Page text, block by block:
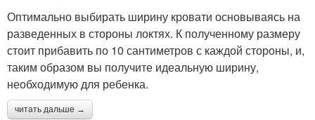
Оптимально выбирать ширину кровати основываясь на
разведенных в стороны локтях. К полученному размеру
стоит прибавить по 10 сантиметров с каждой стороны, и,
таким образом вы получите идеальную ширину,
необходимую для ребенка.
читать дальше →